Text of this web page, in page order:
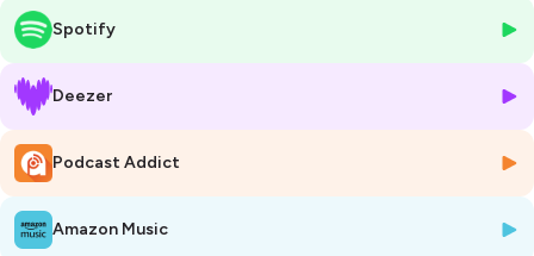
(Confrontations Europe).
Le Podkast est produit avec le soutien du fond citoyen franco-
Hébergé par Ausha. Visitez
pour plus d'informations.
Spotify
Deezer
Podcast Addict
Amazon Music